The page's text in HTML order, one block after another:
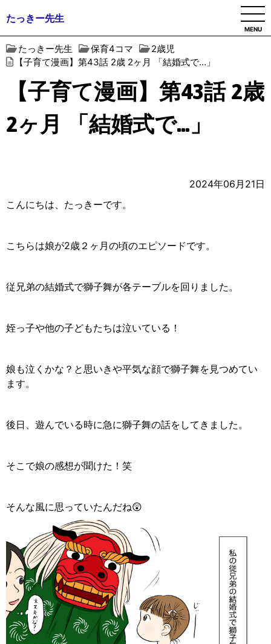
たっきー先生
MENU
たっきー先生 保育4コマ
2歳児
【子育て漫画】第43話 2歳 2ヶ月 「結婚式で…」
【子育て漫画】第43話 2歳
2ヶ月 「結婚式で…」
2024年06月21日
こんにちは、たっきーです。
こちらは娘が2歳２ヶ月の頃のエピソードです。
従兄弟の結婚式で獅子舞が各テーブルを回りました。
姪っ子や他の子どもたちは泣いている！
娘も泣くかな？と思いきや平気な顔で獅子舞を見つめてい
ます。
後日、遊んでいる時に急に獅子舞の話をしてきました。
そこで娘の感想が聞けた！笑
そんな風に思っていたんだね😲